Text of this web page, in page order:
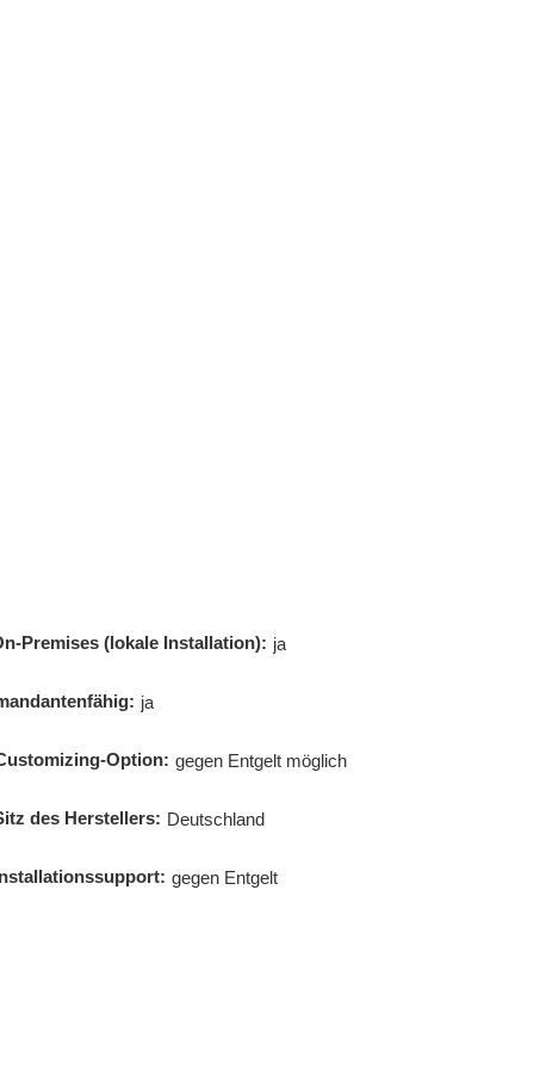
Premises (lokale Installation): ja
ja
Option: gegen Entgelt möglich
des Herstellers: Deutschland
gegen Entgelt